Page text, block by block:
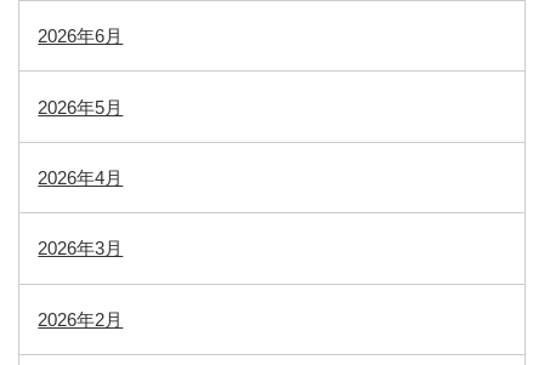
2026年6月
2026年5月
2026年4月
2026年3月
2026年2月